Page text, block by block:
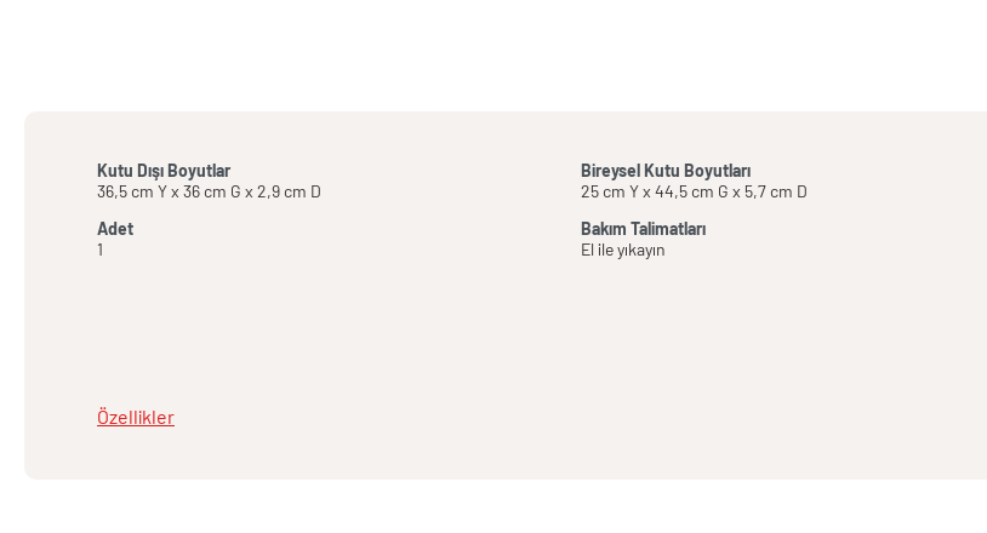
Kutu Dışı Boyutlar
36,5 cm Y x 36 cm G x 2,9 cm D
Bireysel Kutu Boyutları
25 cm Y x 44,5 cm G x 5,7 cm D
Adet
1
Bakım Talimatları
El ile yıkayın
Özellikler